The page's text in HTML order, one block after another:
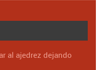
al ajedrez dejando